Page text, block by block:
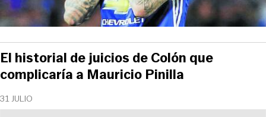
31 JULIO
El historial de juicios de Colón que
complicaría a Mauricio Pinilla